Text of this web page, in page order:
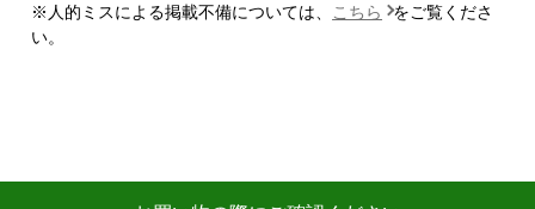
購入した時点で最安価格でした。また、このショップ
を以前利用したことがあり、対応がとても良かったの
3日
※人的ミスによる掲載不備については、 こちら
をご覧くださ
い。